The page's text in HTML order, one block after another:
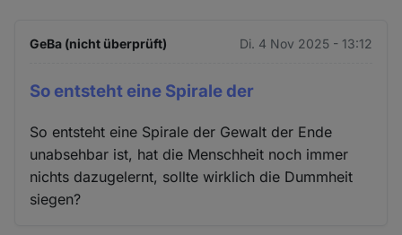
GeBa (nicht überprüft) Di. 4 Nov 2025 - 13:12
So entsteht eine Spirale der
So entsteht eine Spirale der Gewalt der Ende
unabsehbar ist, hat die Menschheit noch immer
nichts dazugelernt, sollte wirklich die Dummheit
siegen?